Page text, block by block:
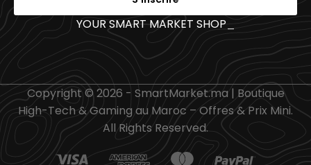
YOUR SMART MARKET SHOP _
Copyright © 2026 - SmartMarket.ma | Boutique
High-Tech & Gaming au Maroc – Offres & Prix Mini.
All Rights Reserved.